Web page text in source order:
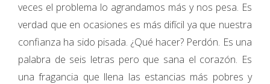
veces el problema lo agrandamos más y nos pesa. Es
verdad que en ocasiones es más difícil ya que nuestra
confianza ha sido pisada. ¿Qué hacer? Perdón. Es una
palabra de seis letras pero que sana el corazón. Es
una fragancia que llena las estancias más pobres y